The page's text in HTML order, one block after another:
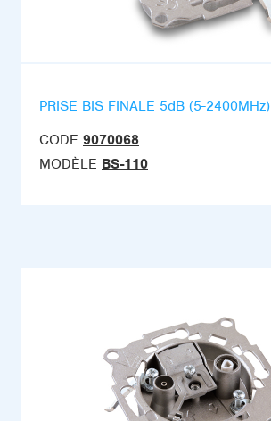
PRISE BIS FINALE 5dB (5-2400MHz)
CODE 9070068
MODÈLE BS-110